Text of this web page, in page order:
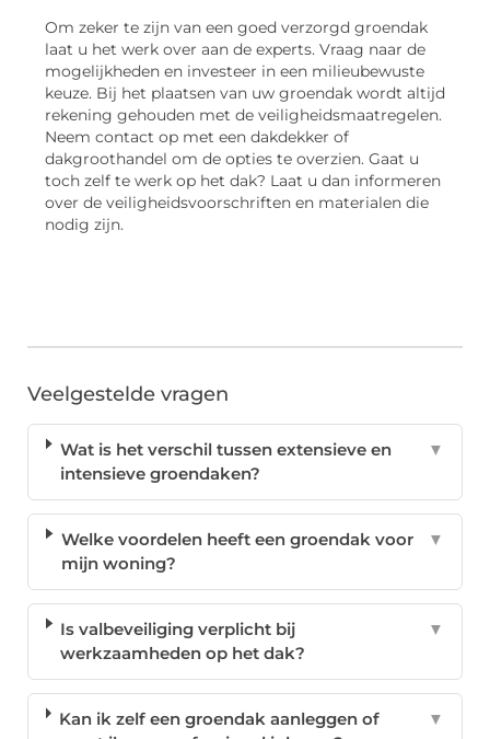
Om zeker te zijn van een goed verzorgd groendak
laat u het werk over aan de experts. Vraag naar de
mogelijkheden en investeer in een milieubewuste
keuze. Bij het plaatsen van uw groendak wordt altijd
rekening gehouden met de veiligheidsmaatregelen.
Neem contact op met een dakdekker of
dakgroothandel om de opties te overzien. Gaat u
toch zelf te werk op het dak? Laat u dan informeren
over de veiligheidsvoorschriften en materialen die
nodig zijn.
Veelgestelde vragen
Wat is het verschil tussen extensieve en
intensieve groendaken?
▼
Welke voordelen heeft een groendak voor
mijn woning?
▼
Is valbeveiliging verplicht bij
werkzaamheden op het dak?
▼
Kan ik zelf een groendak aanleggen of
▼